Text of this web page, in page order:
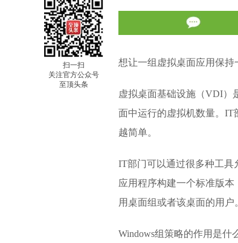
扫一扫
关注官方公众号
至顶头条
想让一组虚拟桌面应用保持
虚拟桌面基础设施（VDI）
面中运行的虚拟机数量。IT
越简单。
IT部门可以通过很多种工具
应用程序构建一个标准版
用桌面组或者该桌面的用户
Windows组策略的作用是什